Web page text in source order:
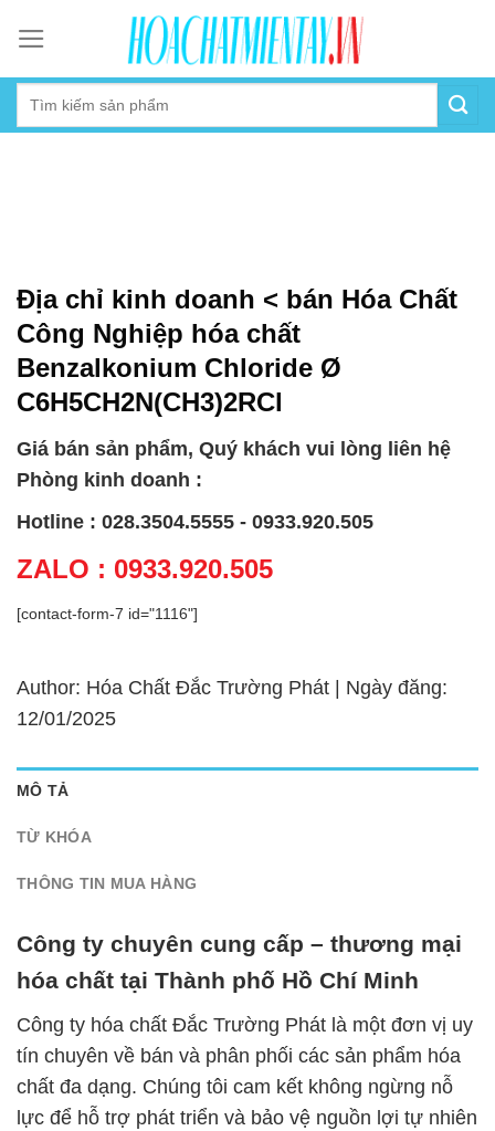
content
Địa chỉ kinh doanh < bán Hóa Chất
Công Nghiệp hóa chất
Benzalkonium Chloride Ø
C6H5CH2N(CH3)2RCl
Giá bán sản phẩm, Quý khách vui lòng liên hệ
Phòng kinh doanh :
Hotline : 028.3504.5555 - 0933.920.505
ZALO : 0933.920.505
[contact-form-7 id="1116"]
Author: Hóa Chất Đắc Trường Phát | Ngày đăng:
12/01/2025
MÔ TẢ
TỪ KHÓA
THÔNG TIN MUA HÀNG
Công ty chuyên cung cấp – thương mại
hóa chất tại Thành phố Hồ Chí Minh
Công ty hóa chất Đắc Trường Phát là một đơn vị uy
tín chuyên về bán và phân phối các sản phẩm hóa
chất đa dạng. Chúng tôi cam kết không ngừng nỗ
lực để hỗ trợ phát triển và bảo vệ nguồn lợi tự nhiên